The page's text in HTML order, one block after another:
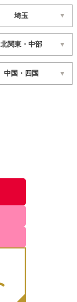
埼玉
北関東・中部
中国・四国